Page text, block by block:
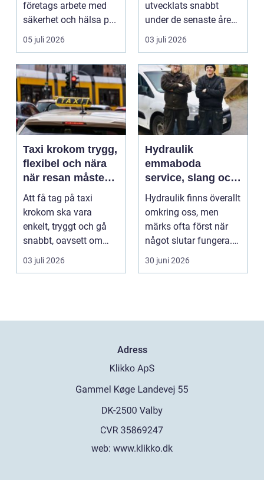
företags arbete med
säkerhet och hälsa p...
05 juli 2026
utvecklats snabbt
under de senaste åren.
Publiken förväntar sig i
dag mer...
03 juli 2026
Taxi krokom trygg,
flexibel och nära
när resan måste
fungera
Att få tag på taxi
krokom ska vara
enkelt, tryggt och gå
snabbt, oavsett om
resan gäller jobbet,
bar...
03 juli 2026
Hydraulik
emmaboda
service, slang och
smarta lösningar
nära till hands
Hydraulik finns överallt
omkring oss, men
märks ofta först när
något slutar fungera.
Maskiner stanna...
30 juni 2026
Adress
web: www.klikko.dk